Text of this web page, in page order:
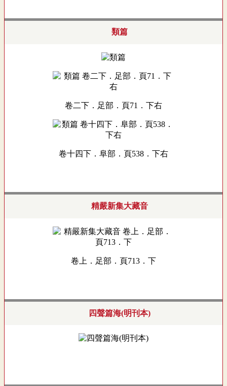
類篇
卷二下．足部．頁71．下右
卷十四下．阜部．頁538．下右
精嚴新集大藏音
卷上．足部．頁713．下
四聲篇海(明刊本)